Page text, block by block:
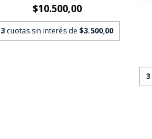
$10.500,00
3 cuotas sin interés de$3.500,00
3